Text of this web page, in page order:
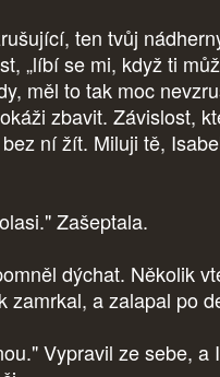
ten tvůj
„líbí se mi, když ti
měl to tak moc
zbavit. Závislost,
ní žít. Miluji tě,
Zašeptala.
dýchat. Několik
zamrkal, a zalapal po
Vypravil ze sebe, a